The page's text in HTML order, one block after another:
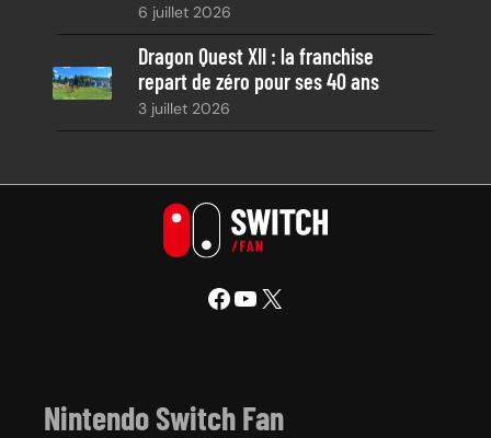
6 juillet 2026
Dragon Quest XII : la franchise
repart de zéro pour ses 40 ans
3 juillet 2026
Facebook YouTube X
Nintendo Switch Fan